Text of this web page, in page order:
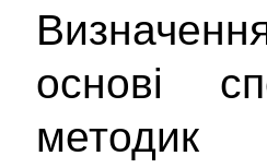
основі
методик